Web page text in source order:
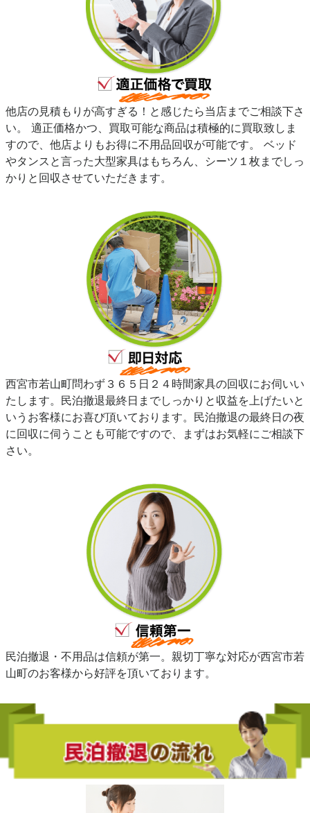
他店の見積もりが高すぎる！と感じたら当店までご相談下さ
い。 適正価格かつ、買取可能な商品は積極的に買取致しま
すので、他店よりもお得に不用品回収が可能です。 ベッド
やタンスと言った大型家具はもちろん、シーツ１枚までしっ
かりと回収させていただきます。
西宮市若山町問わず３６５日２４時間家具の回収にお伺いい
たします。民泊撤退最終日までしっかりと収益を上げたいと
いうお客様にお喜び頂いております。民泊撤退の最終日の夜
に回収に伺うことも可能ですので、まずはお気軽にご相談下
さい。
民泊撤退・不用品は信頼が第一。親切丁寧な対応が西宮市若
山町のお客様から好評を頂いております。